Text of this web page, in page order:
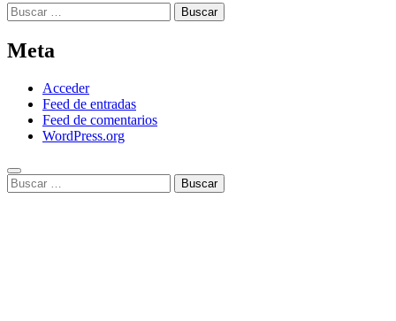
Buscar:
Meta
Acceder
Feed de entradas
Feed de comentarios
WordPress.org
Buscar: